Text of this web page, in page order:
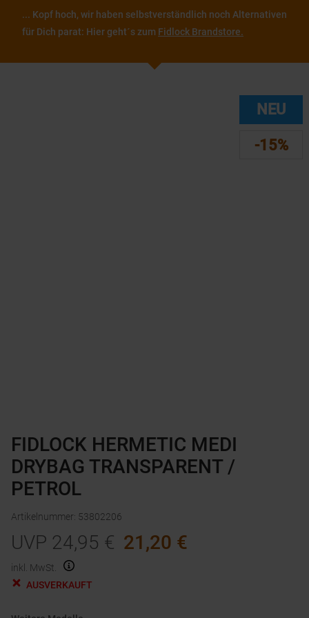
... Kopf hoch, wir haben selbstverständlich noch Alternativen
für Dich parat: Hier geht´s zum Fidlock Brandstore.
NEU
-15%
FIDLOCK HERMETIC MEDI
DRYBAG TRANSPARENT /
PETROL
Artikelnummer: 53802206
UVP 24,95 € 21,20 €
inkl. MwSt.
AUSVERKAUFT